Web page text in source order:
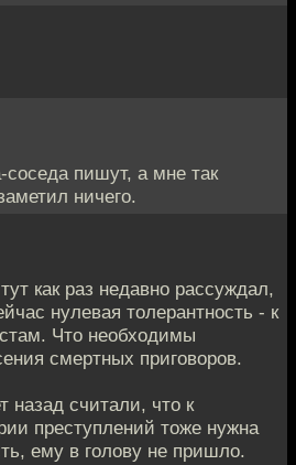
соседа пишут, а мне так
ничего.
как раз недавно рассуждал,
нулевая толерантность - к
Что необходимы
смертных приговоров.
назад считали, что к
преступлений тоже нужна
ему в голову не пришло.